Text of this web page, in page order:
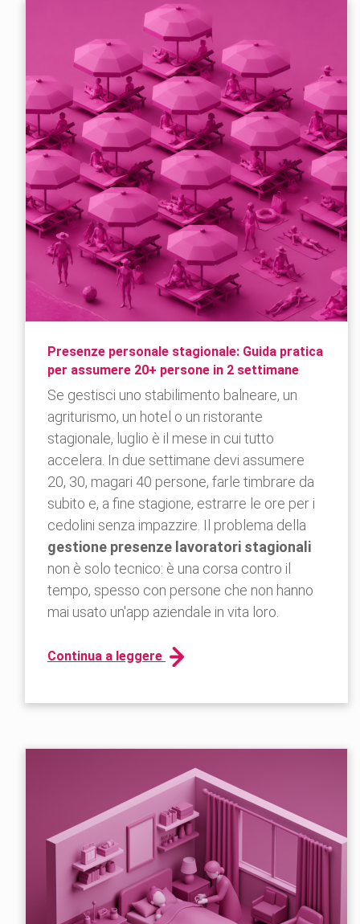
Presenze personale stagionale: Guida pratica
per assumere 20+ persone in 2 settimane
Se gestisci uno stabilimento balneare, un
agriturismo, un hotel o un ristorante
stagionale, luglio è il mese in cui tutto
accelera. In due settimane devi assumere
20, 30, magari 40 persone, farle timbrare da
subito e, a fine stagione, estrarre le ore per i
cedolini senza impazzire. Il problema della
gestione presenze lavoratori stagionali
non è solo tecnico: è una corsa contro il
tempo, spesso con persone che non hanno
mai usato un'app aziendale in vita loro.
Continua a leggere